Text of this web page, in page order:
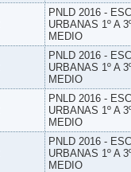
PNLD 2016 -
URBANAS 1º A
MEDIO
PNLD 2016 -
URBANAS 1º A
MEDIO
PNLD 2016 -
URBANAS 1º A
MEDIO
PNLD 2016 -
URBANAS 1º A
MEDIO